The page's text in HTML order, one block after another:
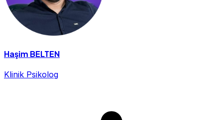
Haşim BELTEN
Klinik Psikolog